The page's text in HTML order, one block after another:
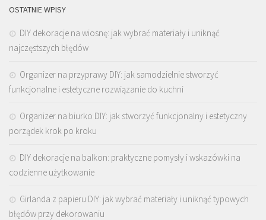
OSTATNIE WPISY
DIY dekoracje na wiosnę: jak wybrać materiały i uniknąć
najczęstszych błędów
Organizer na przyprawy DIY: jak samodzielnie stworzyć
funkcjonalne i estetyczne rozwiązanie do kuchni
Organizer na biurko DIY: jak stworzyć funkcjonalny i estetyczny
porządek krok po kroku
DIY dekoracje na balkon: praktyczne pomysły i wskazówki na
codzienne użytkowanie
Girlanda z papieru DIY: jak wybrać materiały i uniknąć typowych
błędów przy dekorowaniu